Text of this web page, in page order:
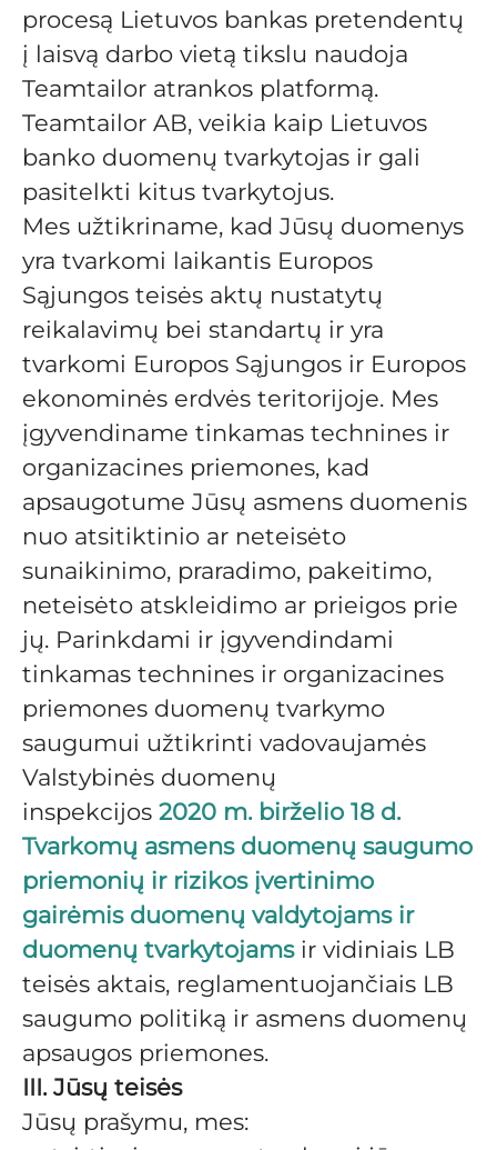
procesą Lietuvos bankas pretendentų
į laisvą darbo vietą tikslu naudoja
Teamtailor atrankos platformą.
Teamtailor AB, veikia kaip Lietuvos
banko duomenų tvarkytojas ir gali
pasitelkti kitus tvarkytojus.
Mes užtikriname, kad Jūsų duomenys
yra tvarkomi laikantis Europos
Sąjungos teisės aktų nustatytų
reikalavimų bei standartų ir yra
tvarkomi Europos Sąjungos ir Europos
ekonominės erdvės teritorijoje. Mes
įgyvendiname tinkamas technines ir
organizacines priemones, kad
apsaugotume Jūsų asmens duomenis
nuo atsitiktinio ar neteisėto
sunaikinimo, praradimo, pakeitimo,
neteisėto atskleidimo ar prieigos prie
jų. Parinkdami ir įgyvendindami
tinkamas technines ir organizacines
priemones duomenų tvarkymo
saugumui užtikrinti vadovaujamės
Valstybinės duomenų
inspekcijos 2020 m. birželio 18 d.
Tvarkomų asmens duomenų saugumo
priemonių ir rizikos įvertinimo
gairėmis duomenų valdytojams ir
duomenų tvarkytojamsir vidiniais LB
teisės aktais, reglamentuojančiais LB
saugumo politiką ir asmens duomenų
apsaugos priemones.
III. Jūsų teisės
Jūsų prašymu, mes: